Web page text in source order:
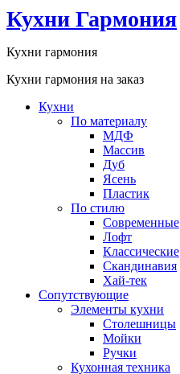
Кухни Гармония
Кухни гармония
Кухни гармония на заказ
Кухни
По материалу
МДФ
Массив
Дуб
Ясень
Пластик
По стилю
Современные
Лофт
Классические
Скандинавия
Хай-тек
Сопутствующие
Элементы кухни
Столешницы
Мойки
Ручки
Кухонная техника